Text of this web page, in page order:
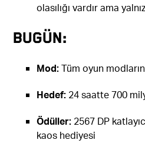
olasılığı vardır ama
Bugün:
Mod:Tüm oyun
Hedef: 24 saatte 700
Ödüller: 2567 DP
kaos hediyesi